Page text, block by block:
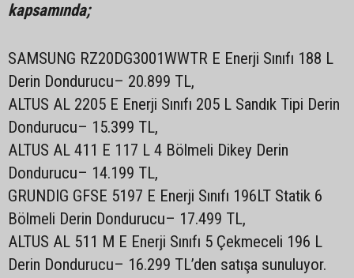
kapsamında;
SAMSUNG RZ20DG3001WWTR E Enerji Sınıfı 188 L
Derin Dondurucu– 20.899 TL,
ALTUS AL 2205 E Enerji Sınıfı 205 L Sandık Tipi Derin
Dondurucu– 15.399 TL,
ALTUS AL 411 E 117 L 4 Bölmeli Dikey Derin
Dondurucu– 14.199 TL,
GRUNDIG GFSE 5197 E Enerji Sınıfı 196LT Statik 6
Bölmeli Derin Dondurucu– 17.499 TL,
ALTUS AL 511 M E Enerji Sınıfı 5 Çekmeceli 196 L
Derin Dondurucu– 16.299 TL’den satışa sunuluyor.